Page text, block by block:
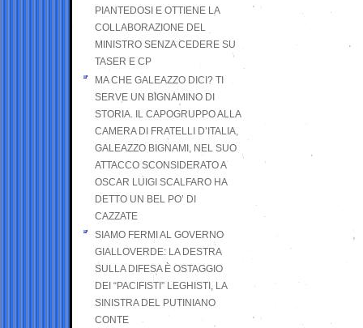
PIANTEDOSI E OTTIENE LA
COLLABORAZIONE DEL
MINISTRO SENZA CEDERE SU
TASER E CP
MA CHE GALEAZZO DICI? TI
SERVE UN BIGNAMINO DI
STORIA. IL CAPOGRUPPO ALLA
CAMERA DI FRATELLI D’ITALIA,
GALEAZZO BIGNAMI, NEL SUO
ATTACCO SCONSIDERATO A
OSCAR LUIGI SCALFARO HA
DETTO UN BEL PO’ DI
CAZZATE
SIAMO FERMI AL GOVERNO
GIALLOVERDE: LA DESTRA
SULLA DIFESA È OSTAGGIO
DEI “PACIFISTI” LEGHISTI, LA
SINISTRA DEL PUTINIANO
CONTE